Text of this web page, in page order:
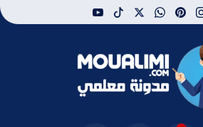
instagram
pinterest
whatsapp
x
tiktok
youtube
مدونة معلمي